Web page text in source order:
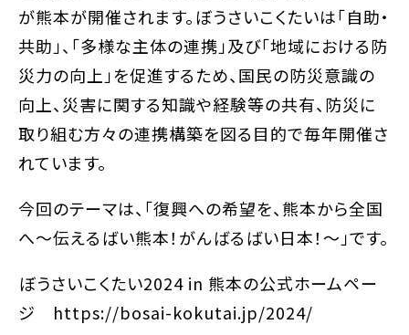
が熊本が開催されます。ぼうさいこくたいは「自助・
共助」、「多様な主体の連携」及び「地域における防
災力の向上」を促進するため、国民の防災意識の
向上、災害に関する知識や経験等の共有、防災に
取り組む方々の連携構築を図る目的で毎年開催さ
れています。
今回のテーマは、「復興への希望を、熊本から全国
へ～伝えるばい熊本！がんばるばい日本！～」です。
ぼうさいこくたい2024 in 熊本の公式ホームペー
ジ https://bosai-kokutai.jp/2024/